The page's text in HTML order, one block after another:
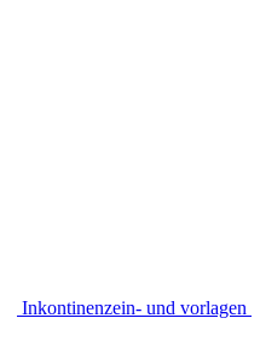
Inkontinenzein- und vorlagen